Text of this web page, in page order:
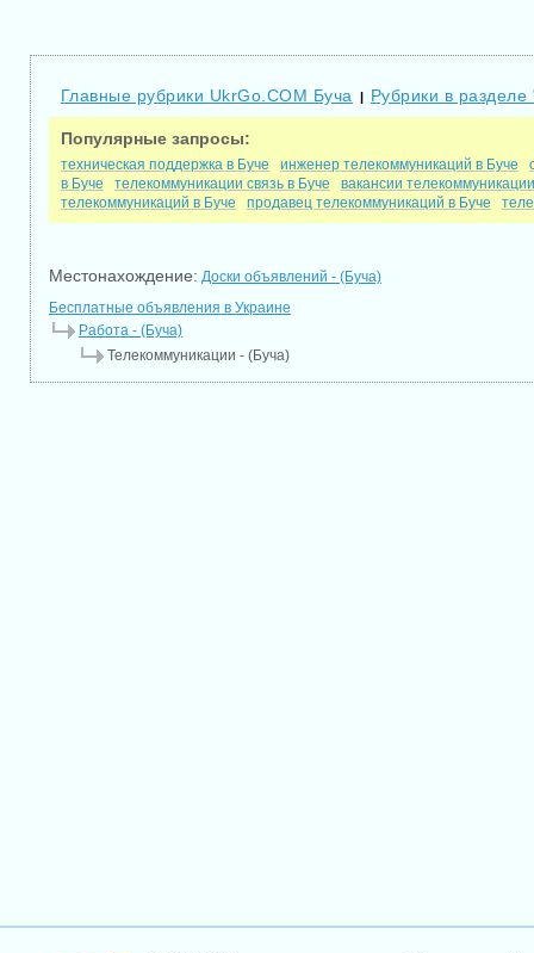
Главные рубрики UkrGo.COM Буча | Рубрики в
Популярные запросы:
техническая поддержка в Буче инженер телекоммуникаций в Буче
в Буче
телекоммуникации связь в Буче
вакансии
телекоммуникаций в Буче
продавец телекоммуникаций в Буче
Местонахождение: Доски объявлений - (Буча)
Бесплатные объявления в Украине
Работа - (Буча)
Телекоммуникации - (Буча)